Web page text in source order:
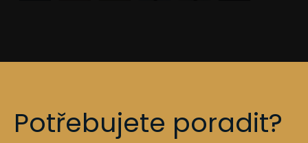
Potřebujete poradit?